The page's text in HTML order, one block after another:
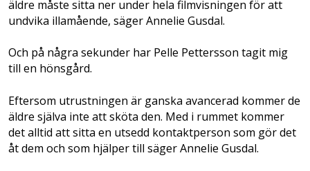
äldre måste sitta ner under hela filmvisningen för att
undvika illamående, säger Annelie Gusdal.
Och på några sekunder har Pelle Pettersson tagit mig
till en hönsgård.
Eftersom utrustningen är ganska avancerad kommer de
äldre själva inte att sköta den. Med i rummet kommer
det alltid att sitta en utsedd kontaktperson som gör det
åt dem och som hjälper till säger Annelie Gusdal.